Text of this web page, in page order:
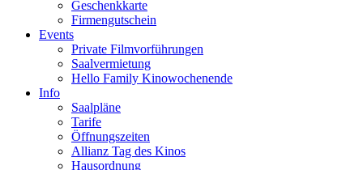
Geschenkkarte
Firmengutschein
Events
Private Filmvorführungen
Saalvermietung
Hello Family Kinowochenende
Info
Saalpläne
Tarife
Öffnungszeiten
Allianz Tag des Kinos
Hausordnung